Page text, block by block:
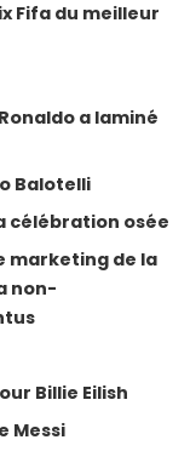
Fifa du meilleur
a laminé
Balotelli
célébration osée
marketing de la
non-
Billie Eilish
Messi